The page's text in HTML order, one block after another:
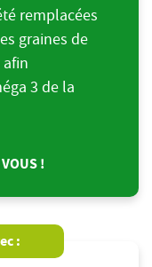
remplacées
graines de
3 de la
!
: